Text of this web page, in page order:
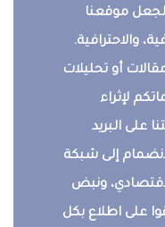
موقعنا
والاحترافية.
أو تحليلات
لإثراء
على البريد
إلى شبكة
ونبض
على اطلاع بكل